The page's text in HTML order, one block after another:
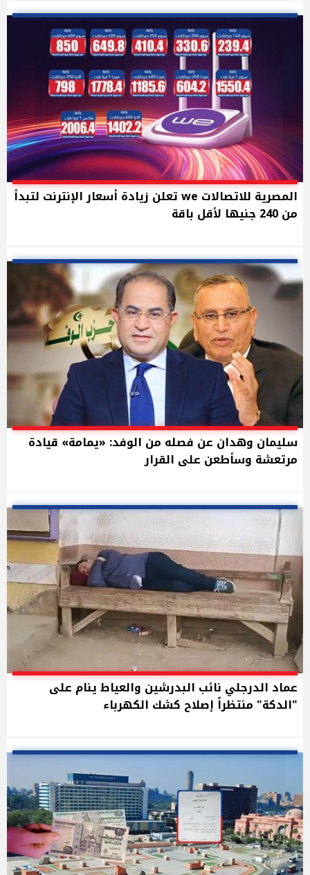
المصرية للاتصالات we تعلن زيادة أسعار الإنترنت لتبدأ
من 240 جنيها لأقل باقة
سليمان وهدان عن فصله من الوفد: «يمامة» قيادة
مرتعشة وسأطعن على القرار
عماد الدرجلي نائب البدرشين والعياط ينام على
"الدكة" منتظراً إصلاح كشك الكهرباء